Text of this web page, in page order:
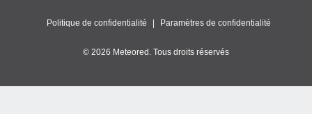
Politique de confidentialité Paramètres de confidentialité
© 2026 Meteored. Tous droits réservés